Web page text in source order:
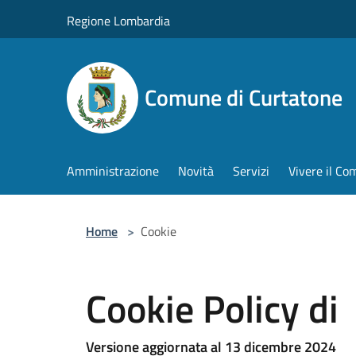
Regione Lombardia
Comune di Curtatone
Amministrazione Novità Servizi Vivere il
Home > Cookie
Cookie Policy di
Versione aggiornata al 13 dicembre 2024